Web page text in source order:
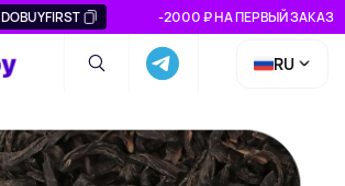
DOBUYFIRST -2000 ₽ НА ПЕРВЫЙ ЗАКАЗ
RU